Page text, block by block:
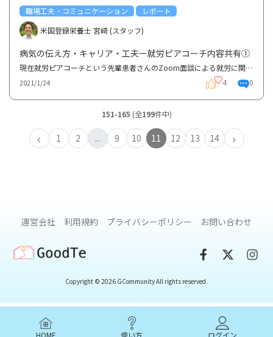
職場工夫・コミュニケーション
レポート
米国登録栄養士 宮﨑 (スタッフ)
病気の伝え方・キャリア・工夫ー就労ピアコーチ内容共有①
現在就労ピアコーチという先輩患者さんのZoom面談による就労に関するお悩み相談をトライアルで行ってい...
2021/1/24 4 0
151-165 (全199件中)
‹ 1 2 ... 9 10 11 12 13 14 ›
HOME 使い方 ログイン
運営会社 利用規約 プライバシーポリシー お問い合わせ
GoodTe
Copyright © 2026 GCommunity All rights reserved.